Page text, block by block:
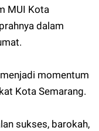
MUI Kota
dalam
momentum
Kota Semarang.
sukses, barokah,